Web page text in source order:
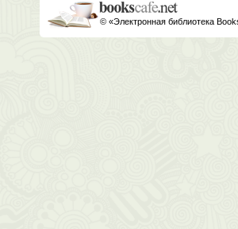
© «Электронная библиотека